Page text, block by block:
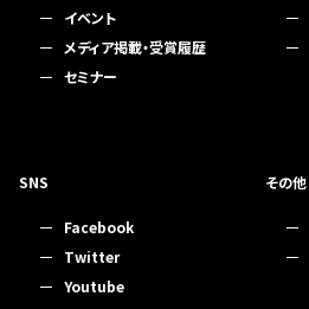
イベント
メディア掲載・受賞履歴
セミナー
SNS
Facebook
Twitter
Youtube
その他